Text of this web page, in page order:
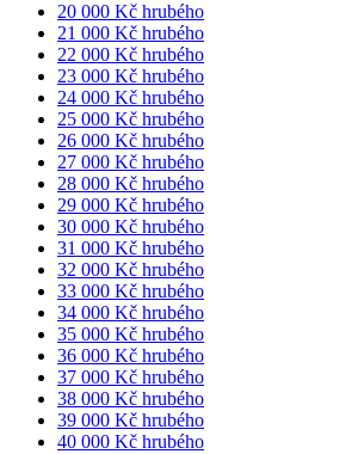
20 000 Kč hrubého
21 000 Kč hrubého
22 000 Kč hrubého
23 000 Kč hrubého
24 000 Kč hrubého
25 000 Kč hrubého
26 000 Kč hrubého
27 000 Kč hrubého
28 000 Kč hrubého
29 000 Kč hrubého
30 000 Kč hrubého
31 000 Kč hrubého
32 000 Kč hrubého
33 000 Kč hrubého
34 000 Kč hrubého
35 000 Kč hrubého
36 000 Kč hrubého
37 000 Kč hrubého
38 000 Kč hrubého
39 000 Kč hrubého
40 000 Kč hrubého